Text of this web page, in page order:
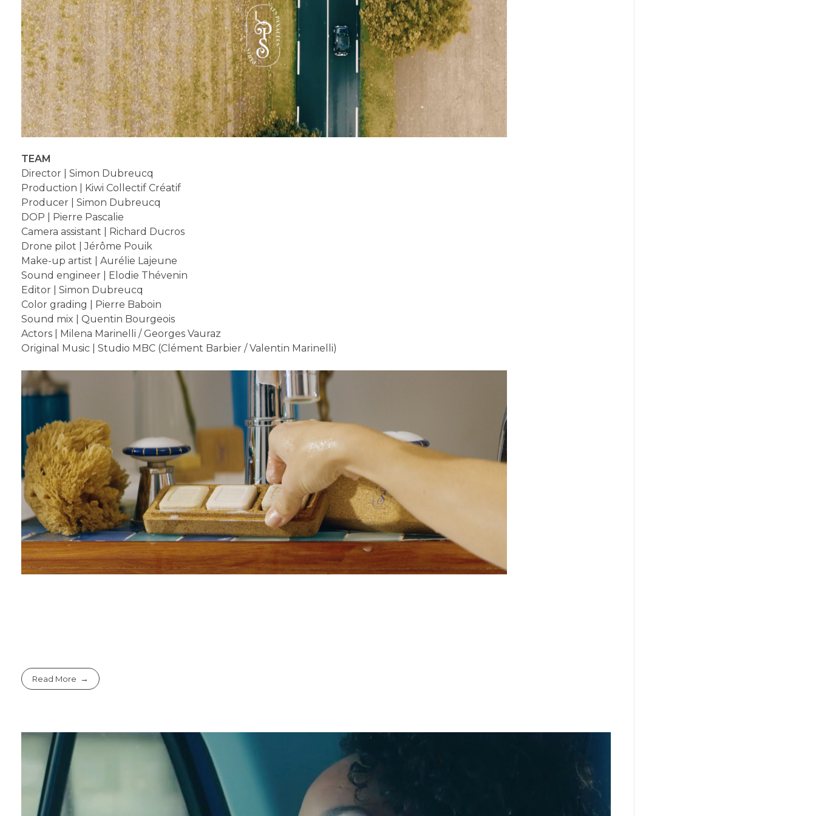
TEAM
Director | Simon Dubreucq
Production | Kiwi Collectif Créatif
Producer | Simon Dubreucq
DOP | Pierre Pascalie
Camera assistant | Richard Ducros
Drone pilot | Jérôme Pouik
Make-up artist | Aurélie Lajeune
Sound engineer | Elodie Thévenin
Editor | Simon Dubreucq
Color grading | Pierre Baboin
Sound mix | Quentin Bourgeois
Actors | Milena Marinelli / Georges Vauraz
Original Music | Studio MBC (Clément Barbier / Valentin Marinelli)
Read More